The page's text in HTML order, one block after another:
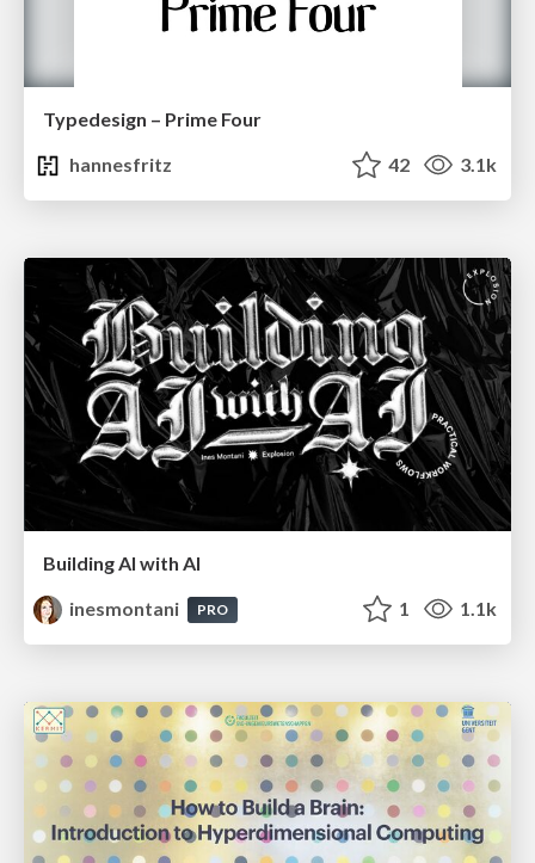
Typedesign – Prime Four
hannesfritz
42 3.1k
Building AI with AI
inesmontani
PRO 1 1.1k